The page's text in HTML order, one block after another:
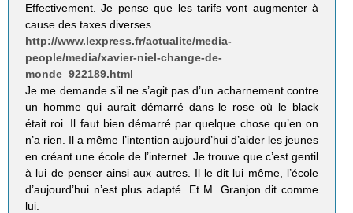
Effectivement. Je pense que les tarifs vont augmenter à
cause des taxes diverses.
http://www.lexpress.fr/actualite/media-
people/media/xavier-niel-change-de-
monde_922189.html
Je me demande s’il ne s’agit pas d’un acharnement contre
un homme qui aurait démarré dans le rose où le black
était roi. Il faut bien démarré par quelque chose qu’en on
n’a rien. Il a même l’intention aujourd’hui d’aider les jeunes
en créant une école de l’internet. Je trouve que c’est gentil
à lui de penser ainsi aux autres. Il le dit lui même, l’école
d’aujourd’hui n’est plus adapté. Et M. Granjon dit comme
lui.